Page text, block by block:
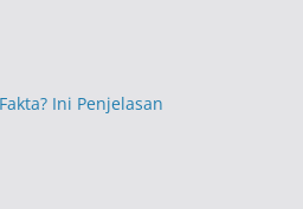
Ini Penjelasan